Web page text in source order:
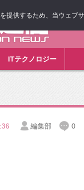
ITテクノロジー
編集部 0
提供するため、当ウェ